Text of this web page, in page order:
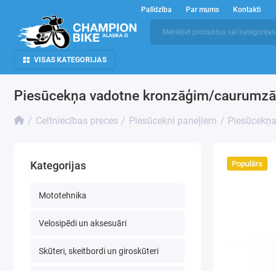
Palīdzība Par mums Kontakti
VISAS KATEGORIJAS
Piesūcekņa vadotne kronzāģim/
Celtniecības preces Piesūcekni paneļiem
Kategorijas
Mototehnika
Velosipēdi un aksesuāri
Skūteri, skeitbordi un giroskūteri
Populārs